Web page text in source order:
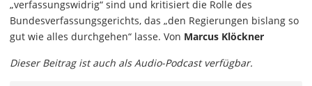
„verfassungswidrig“ sind und kritisiert die Rolle des
Bundesverfassungsgerichts, das „den Regierungen bislang so
gut wie alles durchgehen“ lasse. Von Marcus Klöckner
Dieser Beitrag ist auch als Audio-Podcast verfügbar.